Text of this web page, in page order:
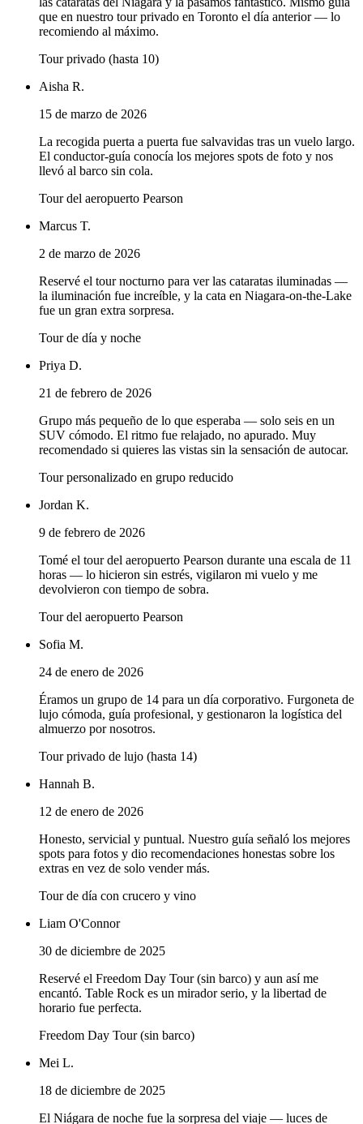
que en nuestro tour privado en Toronto el día anterior — lo
recomiendo al máximo.
Tour privado (hasta 10)
Aisha R.
15 de marzo de 2026
La recogida puerta a puerta fue salvavidas tras un vuelo largo.
El conductor-guía conocía los mejores spots de foto y nos
llevó al barco sin cola.
Tour del aeropuerto Pearson
Marcus T.
2 de marzo de 2026
Reservé el tour nocturno para ver las cataratas iluminadas —
la iluminación fue increíble, y la cata en Niagara-on-the-Lake
fue un gran extra sorpresa.
Tour de día y noche
Priya D.
21 de febrero de 2026
Grupo más pequeño de lo que esperaba — solo seis en un
SUV cómodo. El ritmo fue relajado, no apurado. Muy
recomendado si quieres las vistas sin la sensación de autocar.
Tour personalizado en grupo reducido
Jordan K.
9 de febrero de 2026
Tomé el tour del aeropuerto Pearson durante una escala de 11
horas — lo hicieron sin estrés, vigilaron mi vuelo y me
devolvieron con tiempo de sobra.
Tour del aeropuerto Pearson
Sofia M.
24 de enero de 2026
Éramos un grupo de 14 para un día corporativo. Furgoneta de
lujo cómoda, guía profesional, y gestionaron la logística del
almuerzo por nosotros.
Tour privado de lujo (hasta 14)
Hannah B.
12 de enero de 2026
Honesto, servicial y puntual. Nuestro guía señaló los mejores
spots para fotos y dio recomendaciones honestas sobre los
extras en vez de solo vender más.
Tour de día con crucero y vino
Liam O'Connor
30 de diciembre de 2025
Reservé el Freedom Day Tour (sin barco) y aun así me
encantó. Table Rock es un mirador serio, y la libertad de
horario fue perfecta.
Freedom Day Tour (sin barco)
Mei L.
18 de diciembre de 2025
El Niágara de noche fue la sorpresa del viaje — luces de